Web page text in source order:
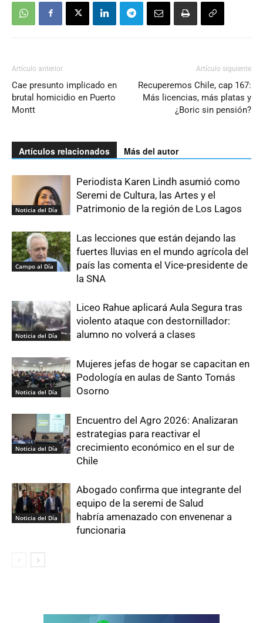
Artículo anterior
Cae presunto implicado en
brutal homicidio en Puerto
Montt
Artículo siguiente
Recuperemos Chile, cap 167:
Más licencias, más platas y
¿Boric sin pensión?
Artículos relacionados Más del autor
Noticia del Día
Periodista Karen Lindh asumió como
Seremi de Cultura, las Artes y el
Patrimonio de la región de Los Lagos
Campo al Día
Las lecciones que están dejando las
fuertes lluvias en el mundo agrícola del
país las comenta el Vice-presidente de
la SNA
Noticia del Día
Liceo Rahue aplicará Aula Segura tras
violento ataque con destornillador:
alumno no volverá a clases
Noticia del Día
Mujeres jefas de hogar se capacitan en
Podología en aulas de Santo Tomás
Osorno
Noticia del Día
Encuentro del Agro 2026: Analizaran
estrategias para reactivar el
crecimiento económico en el sur de
Chile
Noticia del Día
Abogado confirma que integrante del
equipo de la seremi de Salud
habría amenazado con envenenar a
funcionaria